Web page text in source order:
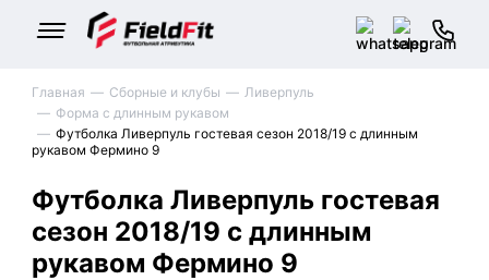
Главная Сборные и клубы
Ливерпуль
Форма с длинным рукавом
Футболка Ливерпуль гостевая сезон 2018/19 с длинным
рукавом Фермино 9
Футболка Ливерпуль гостевая
сезон 2018/19 с длинным
рукавом Фермино 9